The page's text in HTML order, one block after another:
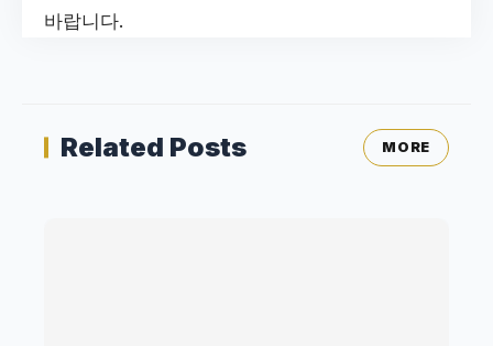
바랍니다.
Related Posts MORE